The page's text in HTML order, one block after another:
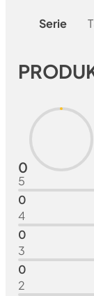
Serie
0
5
0
4
0
3
0
2